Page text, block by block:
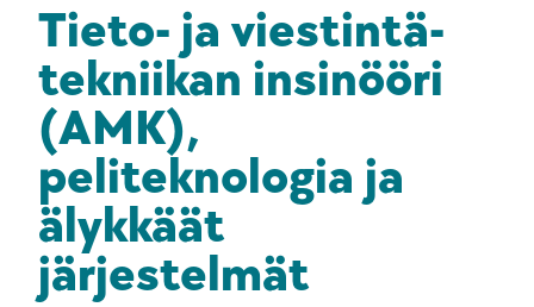
Tieto- ja viestintä­
tekniikan insinööri
(AMK),
peliteknologia ja
älykkäät
järjestelmät